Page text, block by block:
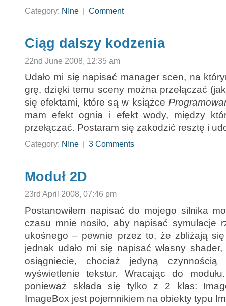
Category: NIne Comment
Ciąg dalszy kodzenia
22nd June 2008, 12:35 am
Udało mi się napisać manager scen, na
grę, dzięki temu sceny można przełączać
się efektami, które są w książce
mam efekt ognia i efekt wody, między
przełączać. Postaram się zakodzić resztę i
Category: NIne 3 Comments
Moduł 2D
23rd April 2008, 07:46 pm
Postanowiłem napisać do mojego silnika
czasu mnie nosiło, aby napisać symulacje
ukośnego – pewnie przez to, że zbliżają
jednak udało mi się napisać własny
osiągniecie, chociaż jedyną
wyświetlenie tekstur. Wracając do
ponieważ składa się tylko z 2 klas:
ImageBox jest pojemnikiem na obiekty typu